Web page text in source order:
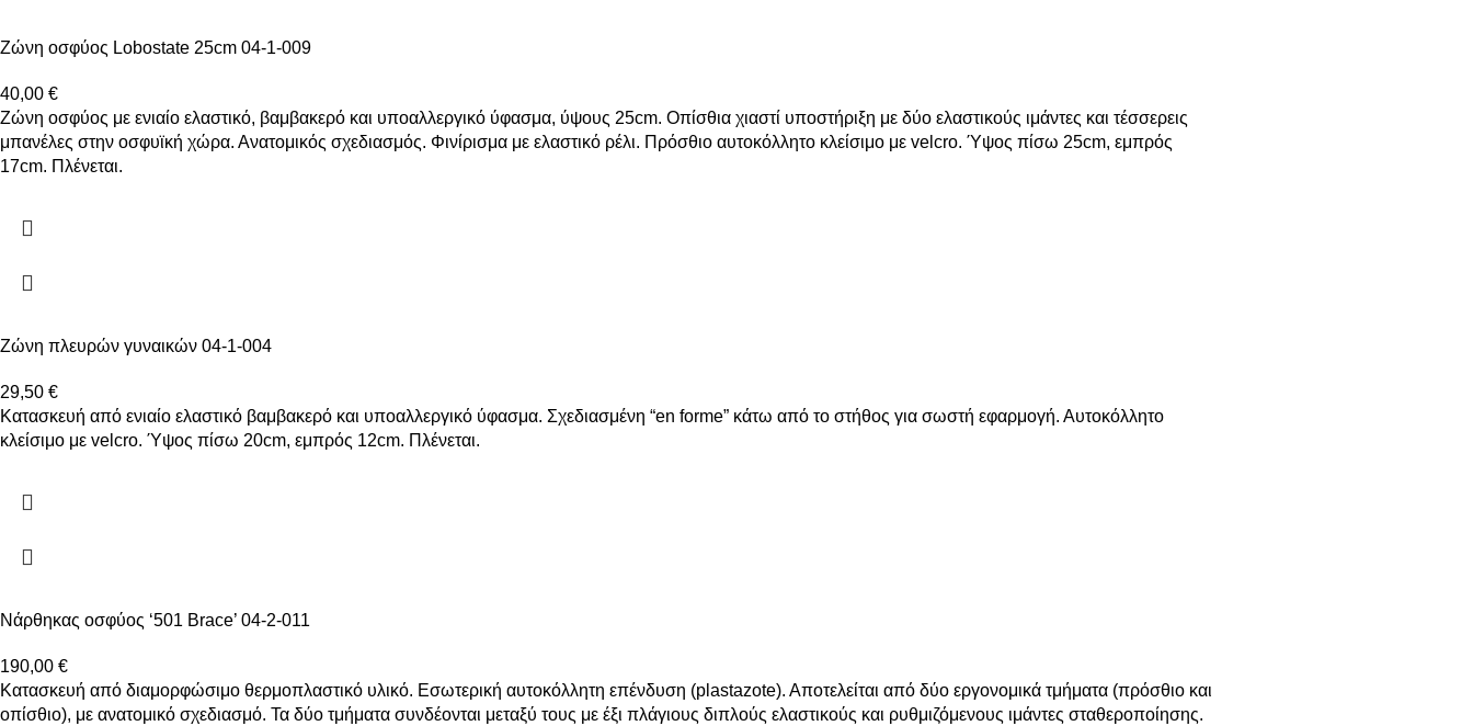
Ζώνη οσφύος Lobostate 25cm 04-1-009
40,00 €
Ζώνη οσφύος με ενιαίο ελαστικό, βαμβακερό και υποαλλεργικό ύφασμα, ύψους 25cm. Οπίσθια χιαστί υποστήριξη με δύο ελαστικούς ιμάντες και τέσσερεις
μπανέλες στην οσφυϊκή χώρα. Ανατομικός σχεδιασμός. Φινίρισμα με ελαστικό ρέλι. Πρόσθιο αυτοκόλλητο κλείσιμο με velcro. Ύψος πίσω 25cm, εμπρός
17cm. Πλένεται.
Ζώνη πλευρών γυναικών 04-1-004
29,50 €
Κατασκευή από ενιαίο ελαστικό βαμβακερό και υποαλλεργικό ύφασμα. Σχεδιασμένη “en forme” κάτω από το στήθος για σωστή εφαρμογή. Αυτοκόλλητο
κλείσιμο με velcro. Ύψος πίσω 20cm, εμπρός 12cm. Πλένεται.
Νάρθηκας οσφύος ‘501 Brace’ 04-2-011
190,00 €
Κατασκευή από διαμορφώσιμο θερμοπλαστικό υλικό. Εσωτερική αυτοκόλλητη επένδυση (plastazote). Αποτελείται από δύο εργονομικά τμήματα (πρόσθιο και
οπίσθιο), με ανατομικό σχεδιασμό. Τα δύο τμήματα συνδέονται μεταξύ τους με έξι πλάγιους διπλούς ελαστικούς και ρυθμιζόμενους ιμάντες σταθεροποίησης.